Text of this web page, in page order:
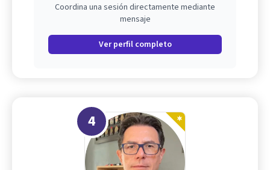
Coordina una sesión directamente mediante
mensaje
Ver perfil completo
4